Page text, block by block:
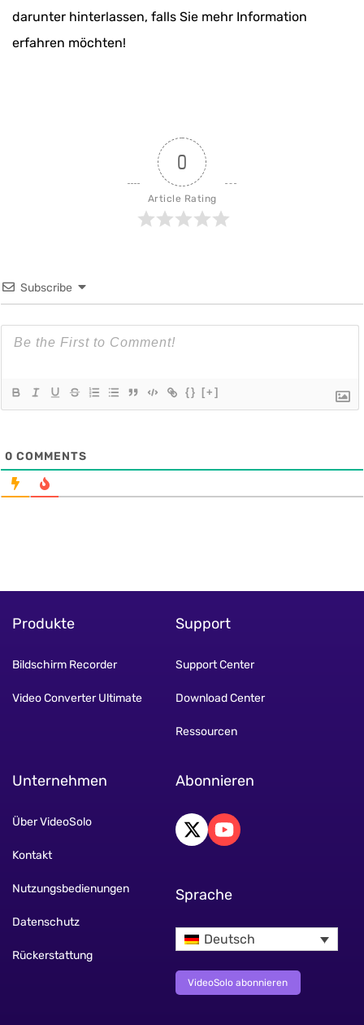
darunter hinterlassen, falls Sie mehr Information
erfahren möchten!
0
Article Rating
Subscribe
{} [+]
0 COMMENTS
Produkte
Bildschirm Recorder
Video Converter Ultimate
Support
Support Center
Download Center
Ressourcen
Unternehmen
Über VideoSolo
Kontakt
Nutzungsbedienungen
Datenschutz
Rückerstattung
Abonnieren
Sprache
Deutsch
VideoSolo abonnieren